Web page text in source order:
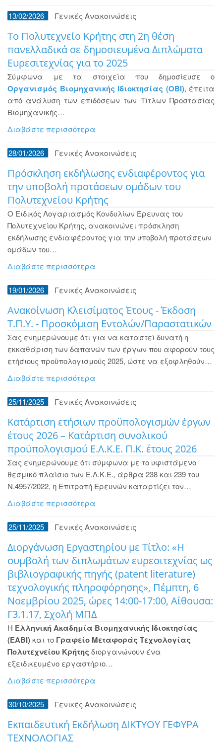
13/02/2026 Γενικές Ανακοινώσεις
Το Πολυτεχνείο Κρήτης στη 2η θέση
πανελλαδικά σε δημοσιευμένα Διπλώματα
Ευρεσιτεχνίας για το 2025
Σύμφωνα με τα στοιχεία που δημοσίευσε ο
Οργανισμός Βιομηχανικής Ιδιοκτησίας (ΟΒΙ), έπειτα
από ανάλυση των επιδόσεων των Τίτλων Προστασίας
Βιομηχανικής…
Διαβάστε περισσότερα
28/01/2026 Γενικές Ανακοινώσεις
Πρόσκληση εκδήλωσης ενδιαφέροντος για
την υποβολή προτάσεων ομάδων του
Πολυτεχνείου Κρήτης
Ο Ειδικός Λογαριασμός Κονδυλίων Έρευνας του
Πολυτεχνείου Κρήτης, ανακοινώνει πρόσκληση
εκδήλωσης ενδιαφέροντος για την υποβολή προτάσεων
ομάδων του…
Διαβάστε περισσότερα
19/01/2026 Γενικές Ανακοινώσεις
Ανακοίνωση Κλεισίματος Έτους - Έκδοση
Τ.Π.Υ. - Προσκόμιση Εντολών/Παραστατικών
Σας ενημερώνουμε ότι για να καταστεί δυνατή η
εκκαθάριση των δαπανών των έργων που αφορούν τους
ετήσιους προϋπολογισμούς 2025, ώστε να εξοφληθούν…
Διαβάστε περισσότερα
25/11/2025 Γενικές Ανακοινώσεις
Κατάρτιση ετήσιων προϋπολογισμών έργων
έτους 2026 – Κατάρτιση συνολικού
προϋπολογισμού Ε.Λ.Κ.Ε. Π.Κ. έτους 2026
Σας ενημερώνουμε ότι σύμφωνα με το υφιστάμενο
θεσμικό πλαίσιο των Ε.Λ.Κ.Ε., άρθρα 238 και 239 του
Ν.4957/2022, η Επιτροπή Ερευνών καταρτίζει τον…
Διαβάστε περισσότερα
25/11/2025 Γενικές Ανακοινώσεις
Διοργάνωση Εργαστηρίου με Τίτλο: «Η
συμβολή των διπλωμάτων ευρεσιτεχνίας ως
βιβλιογραφικής πηγής (patent literature)
τεχνολογικής πληροφόρησης», Πέμπτη, 6
Νοεμβρίου 2025, ώρες 14:00-17:00, Αίθουσα:
Γ3.1.17, Σχολή ΜΠΔ
Η Ελληνική Ακαδημία Βιομηχανικής Ιδιοκτησίας
(ΕΑΒΙ)και το Γραφείο Μεταφοράς Τεχνολογίας
Πολυτεχνείου Κρήτης διοργανώνουν ένα
εξειδικευμένο εργαστήριο…
Διαβάστε περισσότερα
30/10/2025 Γενικές Ανακοινώσεις
Εκπαιδευτική Εκδήλωση ΔΙΚΤΥΟΥ ΓΕΦΥΡΑ
ΤΕΧΝΟΛΟΓΙΑΣ